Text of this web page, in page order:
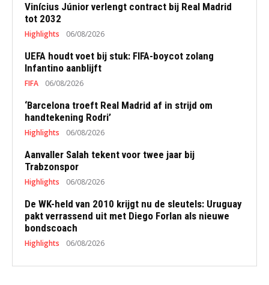
Vinícius Júnior verlengt contract bij Real Madrid
tot 2032
Highlights 06/08/2026
UEFA houdt voet bij stuk: FIFA-boycot zolang
Infantino aanblijft
FIFA 06/08/2026
‘Barcelona troeft Real Madrid af in strijd om
handtekening Rodri’
Highlights 06/08/2026
Aanvaller Salah tekent voor twee jaar bij
Trabzonspor
Highlights 06/08/2026
De WK-held van 2010 krijgt nu de sleutels: Uruguay
pakt verrassend uit met Diego Forlan als nieuwe
bondscoach
Highlights 06/08/2026